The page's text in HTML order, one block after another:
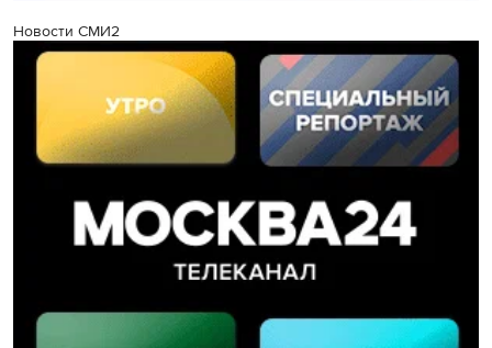
Новости СМИ2